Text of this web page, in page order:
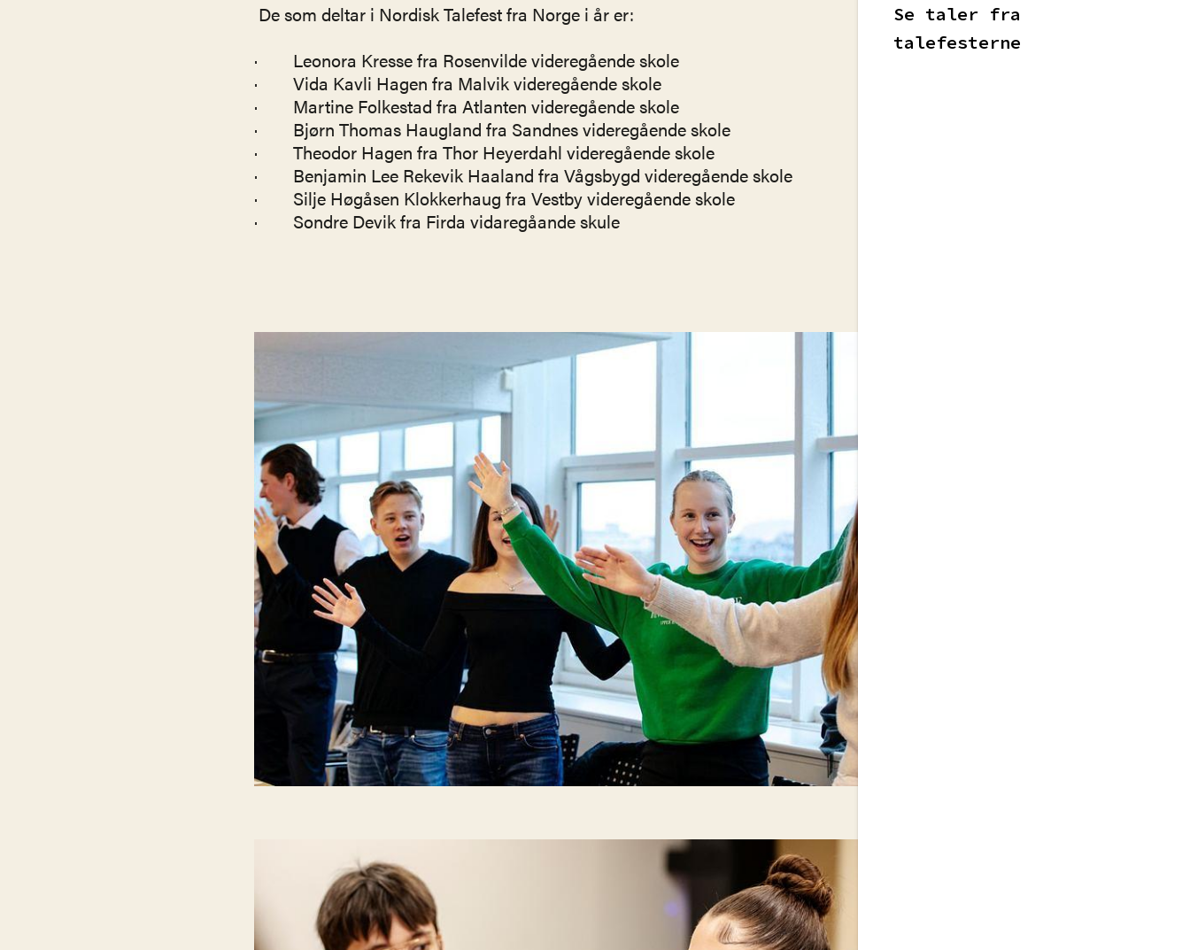
Se taler fra
talefesterne
De som deltar i Nordisk Talefest fra Norge i år er:
· Leonora Kresse fra Rosenvilde videregående skole
· Vida Kavli Hagen fra Malvik videregående skole
· Martine Folkestad fra Atlanten videregående skole
· Bjørn Thomas Haugland fra Sandnes videregående skole
· Theodor Hagen fra Thor Heyerdahl videregående skole
· Benjamin Lee Rekevik Haaland fra Vågsbygd videregående skole
· Silje Høgåsen Klokkerhaug fra Vestby videregående skole
· Sondre Devik fra Firda vidaregåande skule